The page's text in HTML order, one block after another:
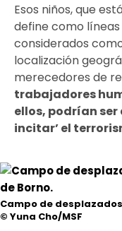
Esos niños, que
define como
considerados
localización
merecedores de
trabajadores
ellos, podrían ser
incitar’ el
Campo de
© Yuna Cho/MSF